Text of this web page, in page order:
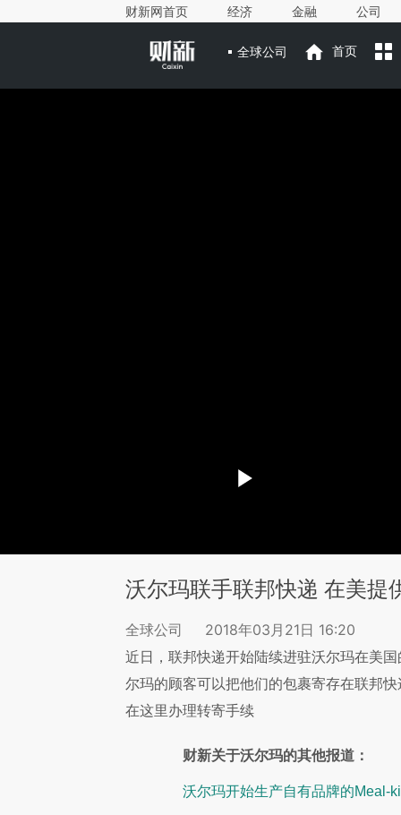
财新网首页 经济 金融 公司
全球公司 首页
沃尔玛联手联邦快递 在美提
全球公司
2018年03月21日 16:20
近日，联邦快递开始陆续进驻沃尔玛在美
尔玛的顾客可以把他们的包裹寄存在联邦
在这里办理转寄手续
财新关于沃尔玛的其他报道：
沃尔玛开始生产自有品牌的Meal-